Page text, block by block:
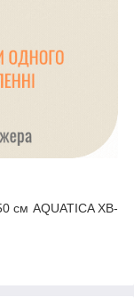
см AQUATICA XB-